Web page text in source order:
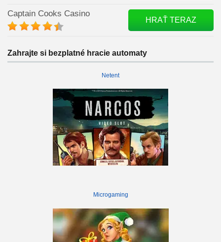
Captain Cooks Casino
HRAŤ TERAZ
Zahrajte si bezplatné hracie automaty
Netent
Microgaming